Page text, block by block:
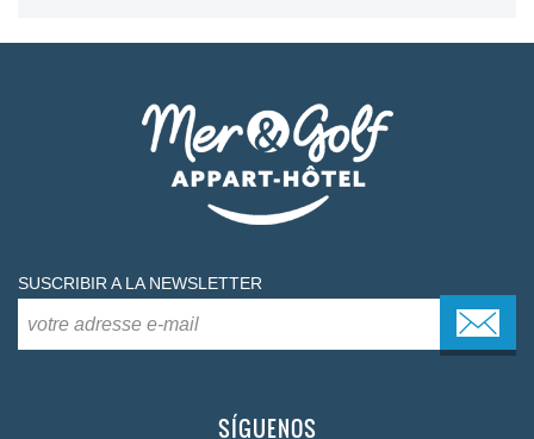
SUSCRIBIR A LA NEWSLETTER
SÍGUENOS